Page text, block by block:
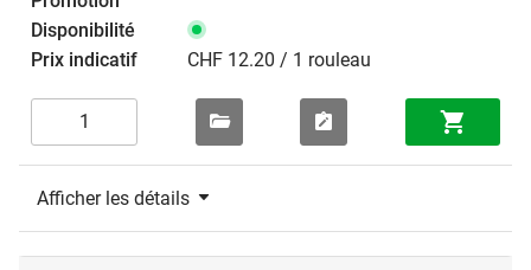
CHF 12.20 / 1 rouleau
Afficher les détails